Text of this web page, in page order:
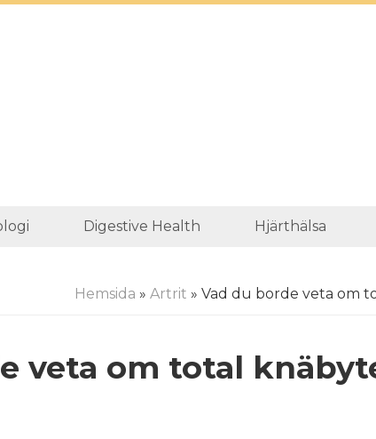
Digestive Health Hjärthälsa
Hemsida » Artrit » Vad du borde veta om
veta om total